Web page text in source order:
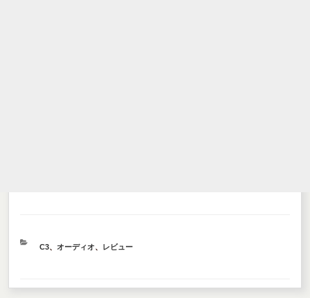
カ
C3、 オーディオ、 レビュー